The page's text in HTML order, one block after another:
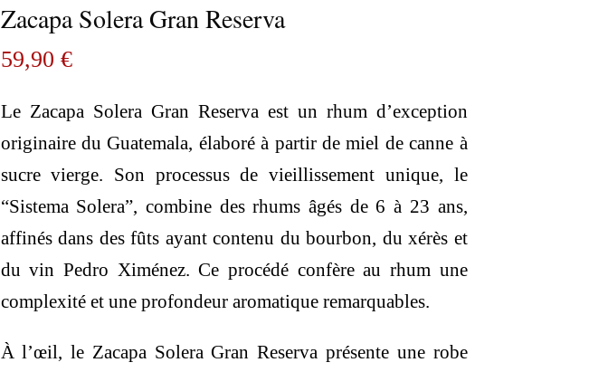
Zacapa Solera Gran Reserva
59,90 €
Le Zacapa Solera Gran Reserva est un rhum d’exception
originaire du Guatemala, élaboré à partir de miel de canne à
sucre vierge. Son processus de vieillissement unique, le
“Sistema Solera”, combine des rhums âgés de 6 à 23 ans,
affinés dans des fûts ayant contenu du bourbon, du xérès et
du vin Pedro Ximénez. Ce procédé confère au rhum une
complexité et une profondeur aromatique remarquables.
À l’œil, le Zacapa Solera Gran Reserva présente une robe